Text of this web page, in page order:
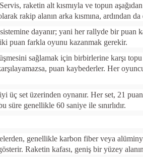
raketin alt kısmıyla ve topun
rakip alanın arka kısmına, ardından da
dayanır; yani her rallyde bir puan
puan farkla oyunu kazanmak gerekir.
sağlamak için birbirlerine karşı
puan kaybederler. Her
üç set üzerinden oynanır. Her set, 21
süre genellikle 60 saniye ile sınırlıdır.
genellikle karbon fiber veya
Raketin kafası, geniş bir yüzey